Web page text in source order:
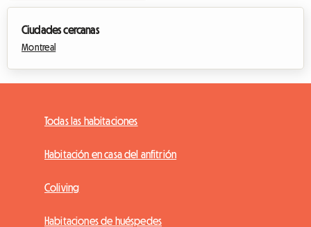
Ciudades cercanas
Montreal
Todas las habitaciones
Habitación en casa del anfitrión
Coliving
Habitaciones de huéspedes